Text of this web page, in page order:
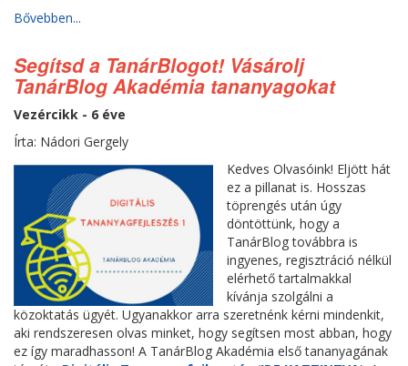
Bővebben...
Segítsd a TanárBlogot! Vásárolj
TanárBlog Akadémia tananyagokat
Vezércikk - 6 éve
Írta: Nádori Gergely
Kedves Olvasóink! Eljött hát
ez a pillanat is. Hosszas
töprengés után úgy
döntöttünk, hogy a
TanárBlog továbbra is
ingyenes, regisztráció nélkül
elérhető tartalmakkal
kívánja szolgálni a
közoktatás ügyét. Ugyanakkor arra szeretnénk kérni mindenkit,
aki rendszeresen olvas minket, hogy segítsen most abban, hogy
ez így maradhasson! A TanárBlog Akadémia első tananyagának